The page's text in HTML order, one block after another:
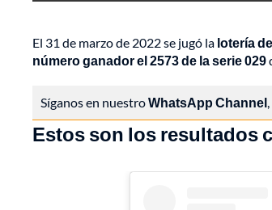
El 31 de marzo de 2022 se jugó la lotería
número ganador el 2573 de la serie 029
Síganos en nuestroWhatsApp Channel
Estos son los resultados